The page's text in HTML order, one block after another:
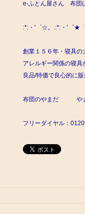
e-ふとん屋さん 布団(
:*:・’゜☆。.:*:・’゜★
創業１５６年・寝具の
アレルギー関係の寝
良品/特価で良心的に
布団のやまだ やま
フリーダイヤル：